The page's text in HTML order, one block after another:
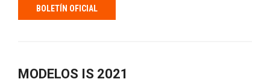
BOLETÍN OFICIAL
MODELOS IS 2021